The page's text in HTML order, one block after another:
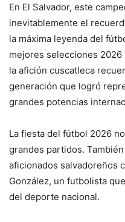
En El Salvador, este
inevitablemente el
la máxima leyenda del
mejores selecciones
la afición cuscatleca
generación que logró
grandes potencias
La fiesta del fútbol 2026
grandes partidos.
aficionados salvadoreños
González, un futbolista
del deporte nacional.